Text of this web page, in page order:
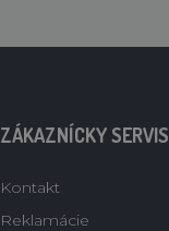
ZÁKAZNÍCKY SERVIS
Kontakt
Reklamácie